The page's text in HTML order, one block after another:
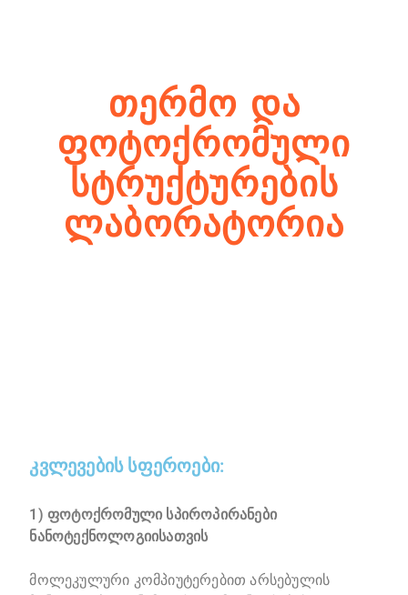
ᲗᲔᲠᲛᲝ ᲓᲐ
ᲤᲝᲢᲝᲥᲠᲝᲛᲣᲚᲘ
ᲡᲢᲠᲣᲥᲢᲣᲠᲔᲑᲘᲡ
ᲚᲐᲑᲝᲠᲐᲢᲝᲠᲘᲐ
კვლევების სფეროები:
1) ფოტოქრომული სპიროპირანები
ნანოტექნოლოგიისათვის
მოლეკულური კომპიუტერებით არსებულის